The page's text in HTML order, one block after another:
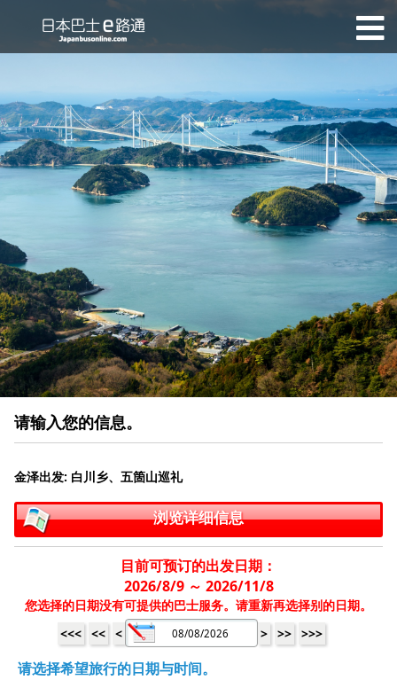
请输入您的信息。
金泽出发: 白川乡、五箇山巡礼
浏览详细信息
目前可预订的出发日期：
2026/8/9 ～ 2026/11/8
您选择的日期没有可提供的巴士服务。请重新再选择别的日期。
<<< << < > >> >>>
请选择希望旅行的日期与时间。